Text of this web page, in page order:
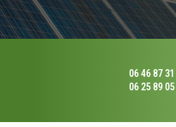
06 46 87
06 25 89